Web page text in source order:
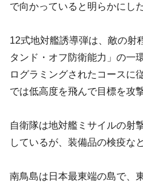
で向かっていると明らかにした
12式地対艦誘導弾は、敵の射
タンド・オフ防衛能力」の一
ログラミングされたコースに
では低高度を飛んで目標を攻
自衛隊は地対艦ミサイルの射
しているが、装備品の検疫な
南鳥島は日本最東端の島で、